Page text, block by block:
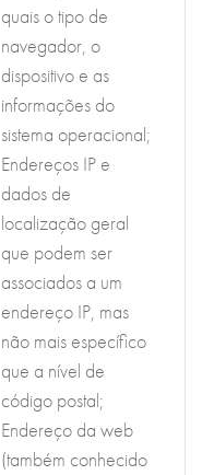
quais o tipo de
navegador, o
dispositivo e as
informações do
sistema operacional;
Endereços IP e
dados de
localização geral
que podem ser
associados a um
endereço IP, mas
não mais específico
que a nível de
código postal;
Endereço da web
(também conhecido